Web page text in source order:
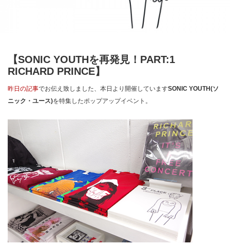
【SONIC YOUTHを再発見！PART:1
RICHARD PRINCE】
昨日の記事でお伝え致しました、本日より開催していますSONIC YOUTH(ソ
ニック・ユース)を特集したポップアップイベント。